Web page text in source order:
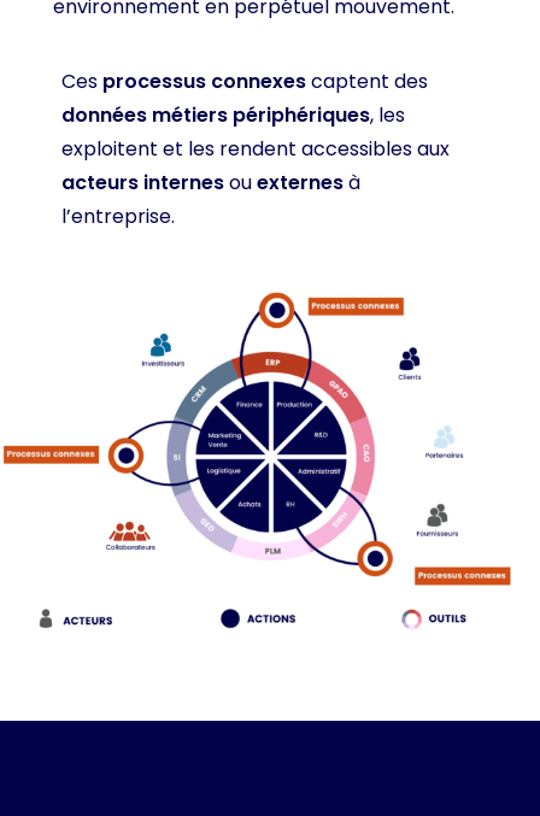
environnement en perpétuel mouvement.
Ces processus connexescaptent des
données métiers périphériques, les
exploitent et les rendent accessibles aux
acteurs internesouexternesà
l’entreprise.